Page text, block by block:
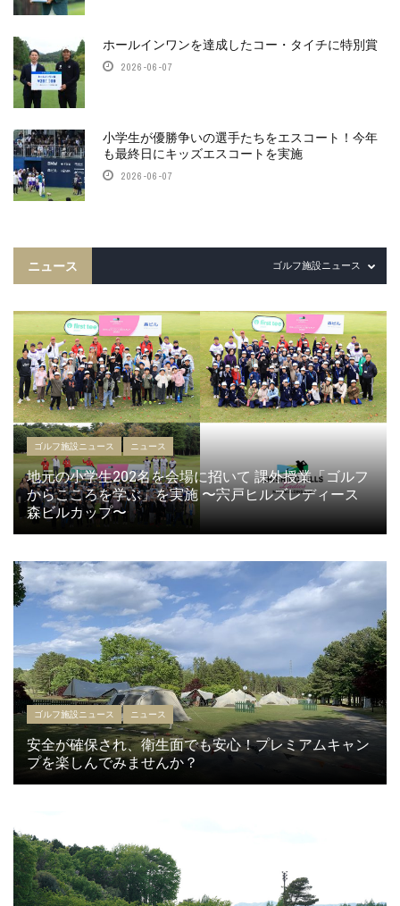
ホールインワンを達成したコー・タイチに特別賞
2026-06-07
小学生が優勝争いの選手たちをエスコート！今年
も最終日にキッズエスコートを実施
2026-06-07
ニュース ゴルフ施設ニュース
ゴルフ施設ニュース ニュース
地元の小学生202名を会場に招いて 課外授業「ゴルフ
からこころを学ぶ」を実施 〜宍戸ヒルズレディース
森ビルカップ〜
ゴルフ施設ニュース ニュース
安全が確保され、衛生面でも安心！プレミアムキャン
プを楽しんでみませんか？